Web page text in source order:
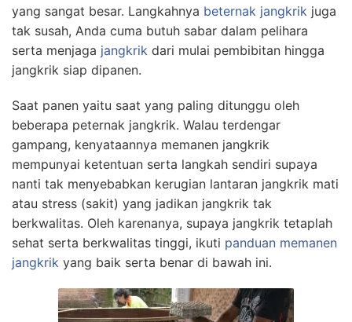
yang sangat besar. Langkahnya beternak jangkrik juga
tak susah, Anda cuma butuh sabar dalam pelihara
serta menjaga jangkrik dari mulai pembibitan hingga
jangkrik siap dipanen.
Saat panen yaitu saat yang paling ditunggu oleh
beberapa peternak jangkrik. Walau terdengar
gampang, kenyataannya memanen jangkrik
mempunyai ketentuan serta langkah sendiri supaya
nanti tak menyebabkan kerugian lantaran jangkrik mati
atau stress (sakit) yang jadikan jangkrik tak
berkwalitas. Oleh karenanya, supaya jangkrik tetaplah
sehat serta berkwalitas tinggi, ikuti panduan memanen
jangkrik yang baik serta benar di bawah ini.